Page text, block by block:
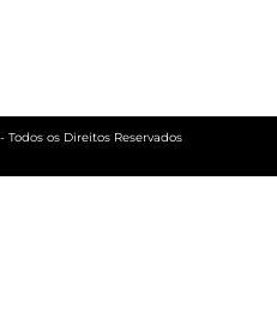
os Direitos Reservados